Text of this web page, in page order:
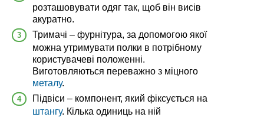
розташовувати одяг так, щоб він висів
акуратно.
Тримачі – фурнітура, за допомогою якої
можна утримувати полки в потрібному
користувачеві положенні.
Виготовляються переважно з міцного
металу.
Підвіси – компонент, який фіксується на
штангу. Кілька одиниць на ній